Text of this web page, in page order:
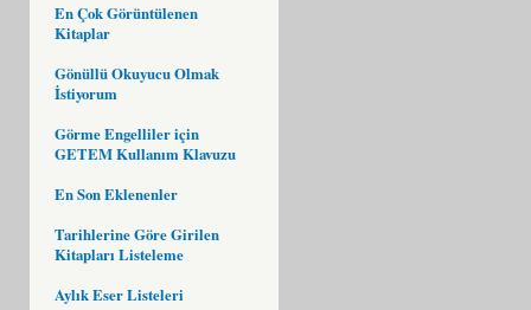
En Çok Görüntülenen
Kitaplar
Gönüllü Okuyucu Olmak
İstiyorum
Görme Engelliler için
GETEM Kullanım Klavuzu
En Son Eklenenler
Tarihlerine Göre Girilen
Kitapları Listeleme
Aylık Eser Listeleri